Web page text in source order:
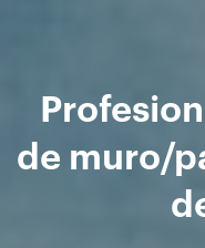
de muro/